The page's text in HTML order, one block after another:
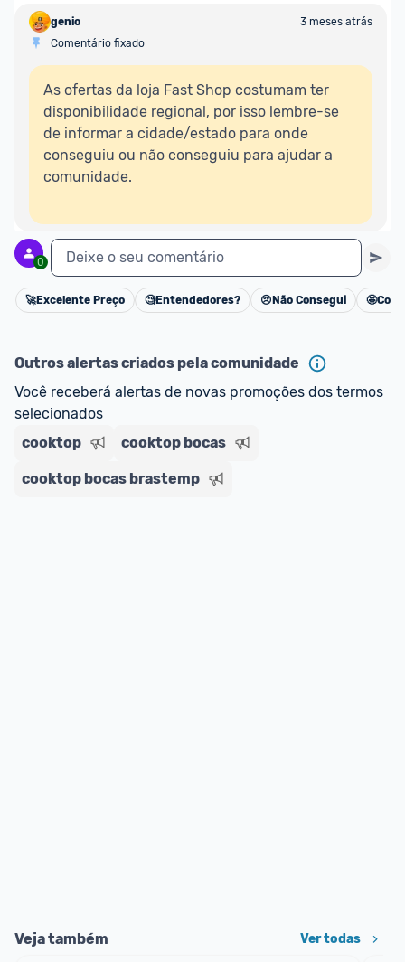
genio
3 meses atrás
Comentário fixado
As ofertas da loja Fast Shop costumam ter
disponibilidade regional, por isso lembre-se
de informar a cidade/estado para onde
conseguiu ou não conseguiu para ajudar a
comunidade.
0 Deixe o seu comentário
Cancelar
🚀Excelente Preço 🧐Entendedores? 😢 Não Consegui 🤩
Outros alertas criados pela comunidade
Você receberá alertas de novas promoções dos termos
selecionados
cooktop
cooktop bocas
cooktop bocas brastemp
Veja também Ver todas